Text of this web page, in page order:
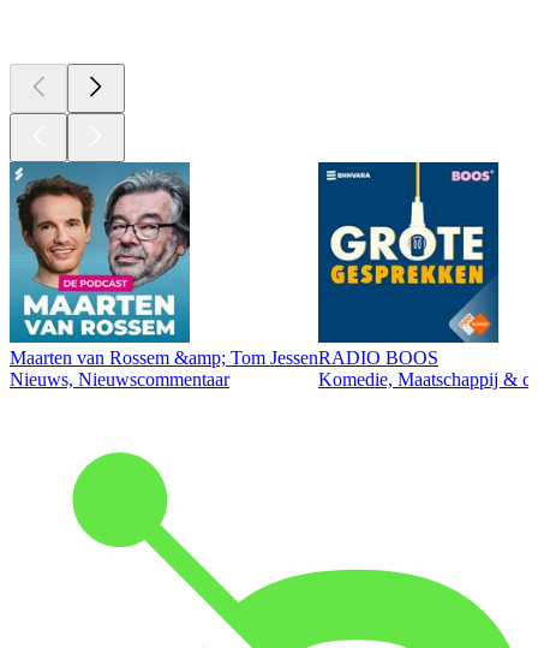
Maarten van Rossem &amp; Tom Jessen
Nieuws, Nieuwscommentaar
RADIO BOOS
Komedie, Maatschappij &